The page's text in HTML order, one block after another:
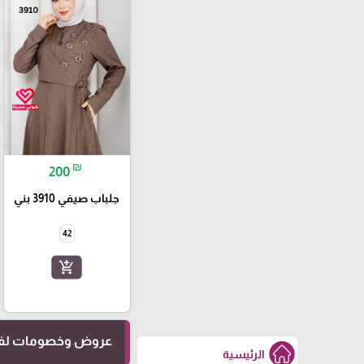
الرئيسية
200 ₪
جلباب صيفي 3910 بني
42
add_shopping_cart
عروض وخصومات